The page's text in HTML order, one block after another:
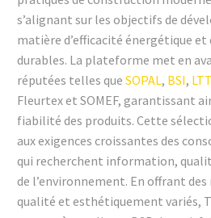
s’alignant sur les objectifs de
matière d’efficacité énergétique
durables. La plateforme met en
réputées telles que SOPAL, BSI, LTT
Fleurtex et SOMEF, garantissant
fiabilité des produits. Cette
aux exigences croissantes des
qui recherchent information,
de l’environnement. En offrant
qualité et esthétiquement variés,